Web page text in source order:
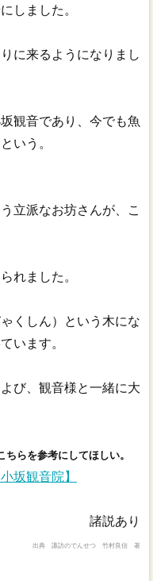
しました。
に来るようになりまし
観音であり、今でも魚
いう。
立派なお坊さんが、こ
れました。
くしん）という木にな
います。
び、観音様と一緒に大
らを参考にしてほしい。
坂観音院】
諸説あり
出典 諏訪のでんせつ 竹村良信 著